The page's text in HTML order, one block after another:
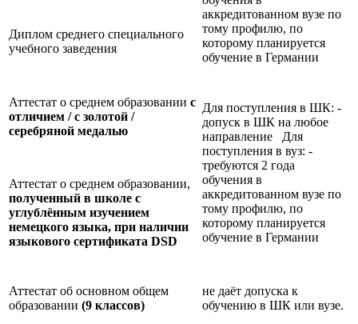
аккредитованном вузе по
тому профилю, по
которому планируется
обучение в Германии
Диплом среднего специального
учебного заведения
Аттестат о среднем образовании с
отличием / с золотой /
серебряной медалью
Для поступления в ШК: -
допуск в ШК на любое
направление Для
поступления в вуз: -
требуются 2 года
обучения в
аккредитованном вузе по
тому профилю, по
которому планируется
обучение в Германии
Аттестат о среднем образовании,
полученный в школе с
углублённым изучением
немецкого языка, при наличии
языкового сертификата DSD
Аттестат об основном общем
образовании (9 классов)
не даёт допуска к
обучению в ШК или вузе.